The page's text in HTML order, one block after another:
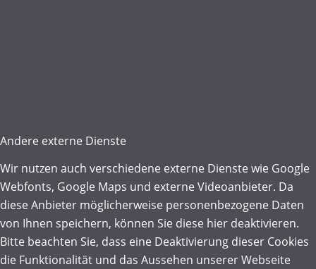
Andere externe Dienste
Wir nutzen auch verschiedene externe Dienste wie Google
Webfonts, Google Maps und externe Videoanbieter. Da
diese Anbieter möglicherweise personenbezogene Daten
von Ihnen speichern, können Sie diese hier deaktivieren.
Bitte beachten Sie, dass eine Deaktivierung dieser Cookies
die Funktionalität und das Aussehen unserer Webseite